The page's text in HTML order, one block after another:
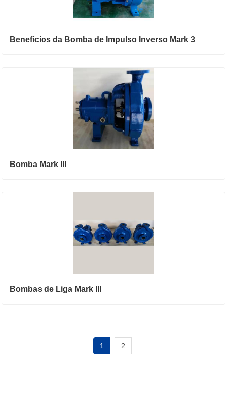
Benefícios da Bomba de Impulso Inverso Mark 3
Bomba Mark III
Bombas de Liga Mark III
1 2